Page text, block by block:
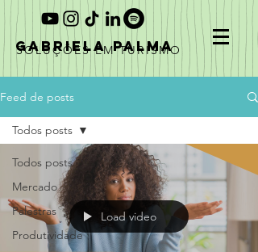
GABRIELA PALMA
SOLUÇÕES EM TURISMO
Feed de posts
Todos posts
Mercado
Palestras
Produtividade
Todos posts
Load video